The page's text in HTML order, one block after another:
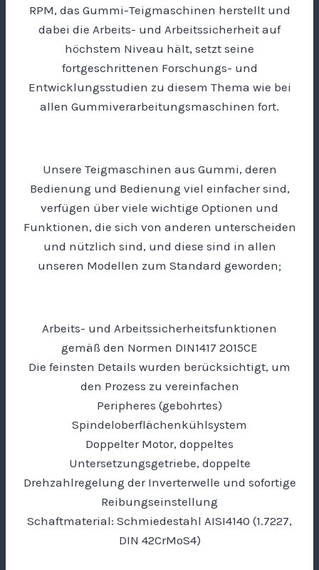
RPM, das Gummi-Teigmaschinen herstellt und
dabei die Arbeits- und Arbeitssicherheit auf
höchstem Niveau hält, setzt seine
fortgeschrittenen Forschungs- und
Entwicklungsstudien zu diesem Thema wie bei
allen Gummiverarbeitungsmaschinen fort.
Unsere Teigmaschinen aus Gummi, deren
Bedienung und Bedienung viel einfacher sind,
verfügen über viele wichtige Optionen und
Funktionen, die sich von anderen unterscheiden
und nützlich sind, und diese sind in allen
unseren Modellen zum Standard geworden;
Arbeits- und Arbeitssicherheitsfunktionen
gemäß den Normen DIN1417 2015CE
Die feinsten Details wurden berücksichtigt, um
den Prozess zu vereinfachen
Peripheres (gebohrtes)
Spindeloberflächenkühlsystem
Doppelter Motor, doppeltes
Untersetzungsgetriebe, doppelte
Drehzahlregelung der Inverterwelle und sofortige
Reibungseinstellung
Schaftmaterial: Schmiedestahl AISI4140 (1.7227,
DIN 42CrMoS4)